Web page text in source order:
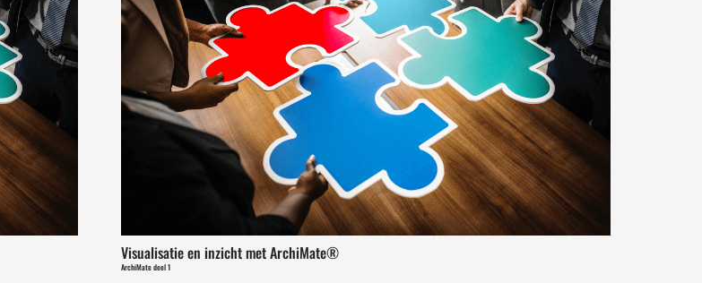
Visualisatie en inzicht met ArchiMate®
ArchiMate deel 1